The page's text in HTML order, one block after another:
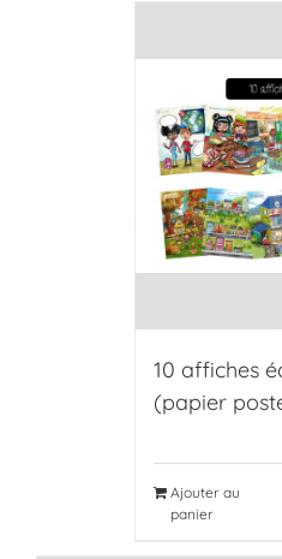
10 affiches
(papier
Ajouter au
panier